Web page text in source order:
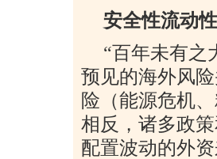
安全性流动
“百年未有之
预见的海外风
险（能源危机
相反，诸多政
配置波动的外